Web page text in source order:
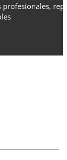
duda. Muy